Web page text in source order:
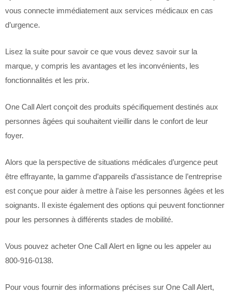
vous connecte immédiatement aux services médicaux en cas
d’urgence.
Lisez la suite pour savoir ce que vous devez savoir sur la
marque, y compris les avantages et les inconvénients, les
fonctionnalités et les prix.
One Call Alert conçoit des produits spécifiquement destinés aux
personnes âgées qui souhaitent vieillir dans le confort de leur
foyer.
Alors que la perspective de situations médicales d’urgence peut
être effrayante, la gamme d’appareils d’assistance de l’entreprise
est conçue pour aider à mettre à l’aise les personnes âgées et les
soignants. Il existe également des options qui peuvent fonctionner
pour les personnes à différents stades de mobilité.
Vous pouvez acheter One Call Alert en ligne ou les appeler au
800-916-0138.
Pour vous fournir des informations précises sur One Call Alert,